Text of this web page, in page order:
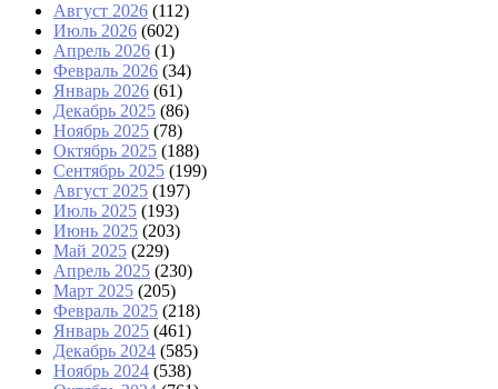
Август 2026 (112)
Июль 2026 (602)
Апрель 2026 (1)
Февраль 2026 (34)
Январь 2026 (61)
Декабрь 2025 (86)
Ноябрь 2025 (78)
Октябрь 2025 (188)
Сентябрь 2025 (199)
Август 2025 (197)
Июль 2025 (193)
Июнь 2025 (203)
Май 2025 (229)
Апрель 2025 (230)
Март 2025 (205)
Февраль 2025 (218)
Январь 2025 (461)
Декабрь 2024 (585)
Ноябрь 2024 (538)